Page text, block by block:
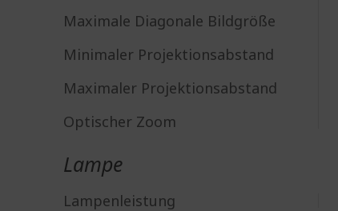
Maximale Diagonale Bildgröße
Minimaler Projektionsabstand
Maximaler Projektionsabstand
Optischer Zoom
Lampe
Lampenleistung